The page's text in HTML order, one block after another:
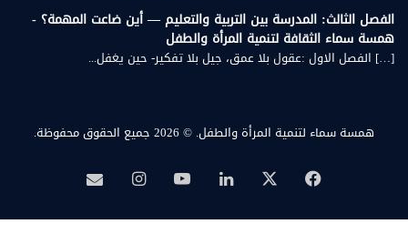
الفصل الثالث: المدرسة بين التربية والتعليم — أين ضاعت المهمة؟ -
همسة سماء الثقافة لتنمية المرأة والطفل
[…] الفصل الاول :عقول بلا عمق، جيل بلا تفكير- حين يغفل...
همسة سماء لتنمية المرأة والطفل. © 2026 جميع الحقوق محفوظة.
فيسبوك لينكدإن‫YouTubeانستقرامبريد
همسة